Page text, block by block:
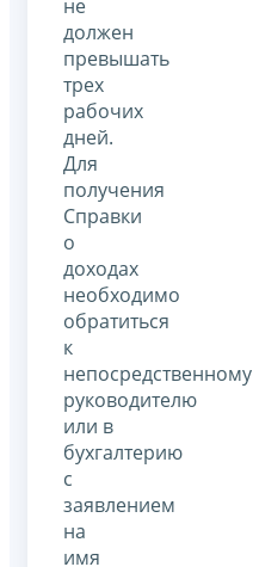
не
должен
превышать
трех
рабочих
дней.
Для
получения
Справки
о
доходах
необходимо
обратиться
к
непосредственному
руководителю
или в
бухгалтерию
с
заявлением
на
имя